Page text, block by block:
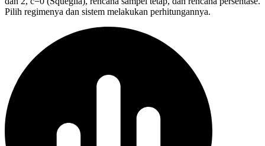
Pilih regimenya dan sistem melakukan perhitungannya.